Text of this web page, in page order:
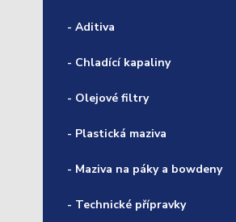
- Aditiva
- Chladící kapaliny
- Olejové filtry
- Plastická maziva
- Maziva na páky a bowdeny
- Technické přípravky